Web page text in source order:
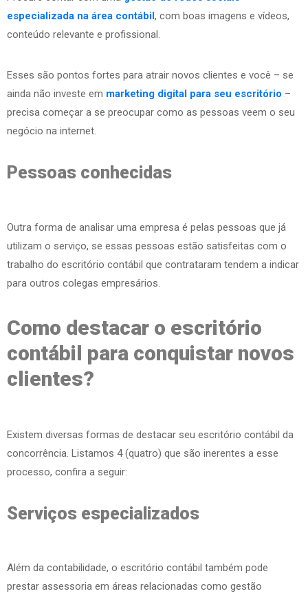
especializada na área contábil, com boas imagens e vídeos,
conteúdo relevante e profissional.
Esses são pontos fortes para atrair novos clientes e você – se
ainda não investe em marketing digital para seu escritório –
precisa começar a se preocupar como as pessoas veem o seu
negócio na internet.
Pessoas conhecidas
Outra forma de analisar uma empresa é pelas pessoas que já
utilizam o serviço, se essas pessoas estão satisfeitas com o
trabalho do escritório contábil que contrataram tendem a indicar
para outros colegas empresários.
Como destacar o escritório
contábil para conquistar novos
clientes?
Existem diversas formas de destacar seu escritório contábil da
concorrência. Listamos 4 (quatro) que são inerentes a esse
processo, confira a seguir:
Serviços especializados
Além da contabilidade, o escritório contábil também pode
prestar assessoria em áreas relacionadas como gestão